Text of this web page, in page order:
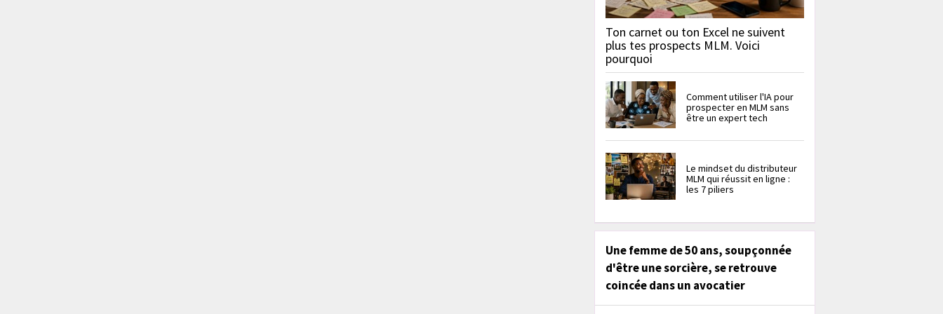
Ton carnet ou ton Excel ne suivent
plus tes prospects MLM. Voici
pourquoi
Comment utiliser l'IA pour
prospecter en MLM sans
être un expert tech
Le mindset du distributeur
MLM qui réussit en ligne :
les 7 piliers
Une femme de 50 ans, soupçonnée
d'être une sorcière, se retrouve
coincée dans un avocatier